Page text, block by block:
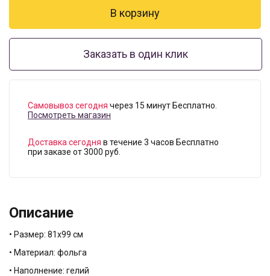
Заказать в один клик
Самовывоз сегодня через 15 минут Бесплатно.
Посмотреть магазин
Доставка сегодня в течение 3 часов Бесплатно
при заказе от 3000 руб.
Описание
• Размер: 81х99 см
• Материал: фольга
• Наполнение: гелий